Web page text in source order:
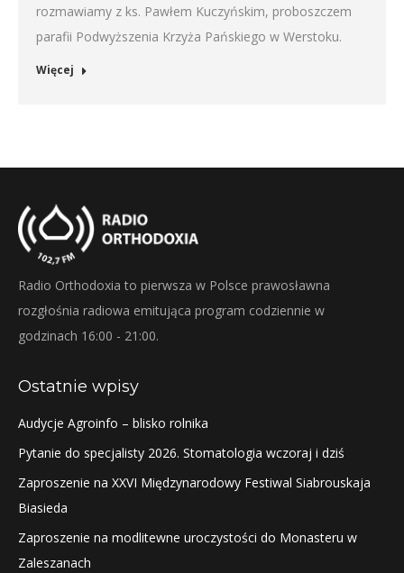
rozmawiamy z ks. Pawłem Kuczyńskim, proboszczem
parafii Podwyższenia Krzyża Pańskiego w Werstoku.
Więcej
Radio Orthodoxia to pierwsza w Polsce prawosławna
rozgłośnia radiowa emitująca program codziennie w
godzinach 16:00 - 21:00.
Ostatnie wpisy
Audycje Agroinfo – blisko rolnika
Pytanie do specjalisty 2026. Stomatologia wczoraj i dziś
Zaproszenie na XXVI Międzynarodowy Festiwal Siabrouskaja
Biasieda
Zaproszenie na modlitewne uroczystości do Monasteru w
Zaleszanach